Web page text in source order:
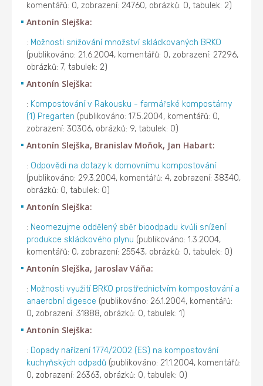
komentářů: 0, zobrazení: 24760, obrázků: 0, tabulek: 2)
Antonín Slejška:
: Možnosti snižování množství skládkovaných BRKO
(publikováno: 21.6.2004, komentářů: 0, zobrazení: 27296,
obrázků: 7, tabulek: 2)
Antonín Slejška:
: Kompostování v Rakousku - farmářské kompostárny
(1) Pregarten (publikováno: 17.5.2004, komentářů: 0,
zobrazení: 30306, obrázků: 9, tabulek: 0)
Antonín Slejška, Branislav Moňok, Jan Habart:
: Odpovědi na dotazy k domovnímu kompostování
(publikováno: 29.3.2004, komentářů: 4, zobrazení: 38340,
obrázků: 0, tabulek: 0)
Antonín Slejška:
: Neomezujme oddělený sběr bioodpadu kvůli snížení
produkce skládkového plynu (publikováno: 1.3.2004,
komentářů: 0, zobrazení: 25543, obrázků: 0, tabulek: 0)
Antonín Slejška, Jaroslav Váňa:
: Možnosti využití BRKO prostřednictvím kompostování a
anaerobní digesce (publikováno: 26.1.2004, komentářů:
0, zobrazení: 31888, obrázků: 0, tabulek: 1)
Antonín Slejška:
: Dopady nařízení 1774/2002 (ES) na kompostování
kuchyňských odpadů (publikováno: 21.1.2004, komentářů:
0, zobrazení: 26363, obrázků: 0, tabulek: 0)